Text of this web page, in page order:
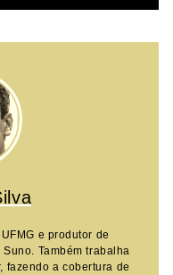
e produtor de
Também trabalha
fazendo a cobertura de